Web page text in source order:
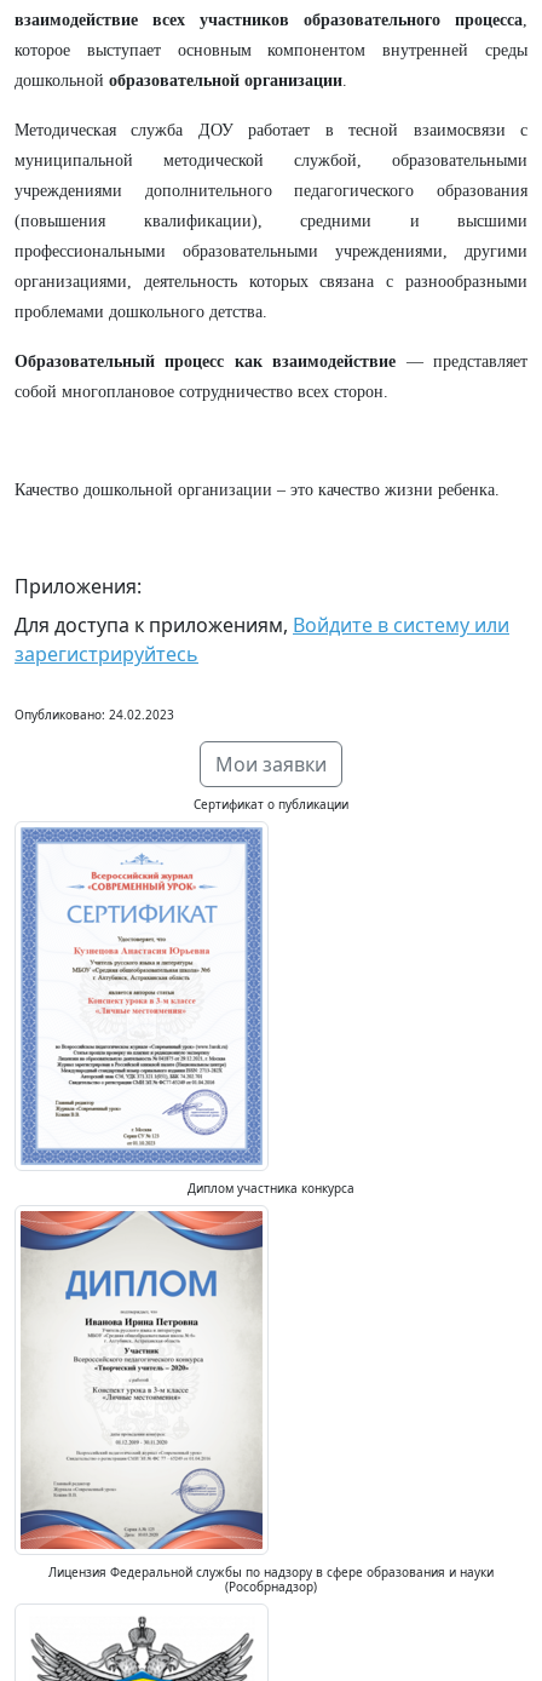
взаимодействие всех участников образовательного процесса,
которое выступает основным компонентом внутренней среды
дошкольной образовательной организации.
Методическая служба ДОУ работает в тесной взаимосвязи с
муниципальной методической службой, образовательными
учреждениями дополнительного педагогического образования
(повышения квалификации), средними и высшими
профессиональными образовательными учреждениями, другими
организациями, деятельность которых связана с разнообразными
проблемами дошкольного детства.
Образовательный процесс как взаимодействие — представляет
собой многоплановое сотрудничество всех сторон.
Качество дошкольной организации – это качество жизни ребенка.
Приложения:
Для доступа к приложениям, Войдите в систему или
зарегистрируйтесь
Опубликовано: 24.02.2023
Мои заявки
Сертификат о публикации
Диплом участника конкурса
Лицензия Федеральной службы по надзору в сфере образования и науки
(Рособрнадзор)